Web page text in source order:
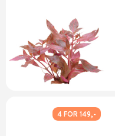
4 FOR 149,-